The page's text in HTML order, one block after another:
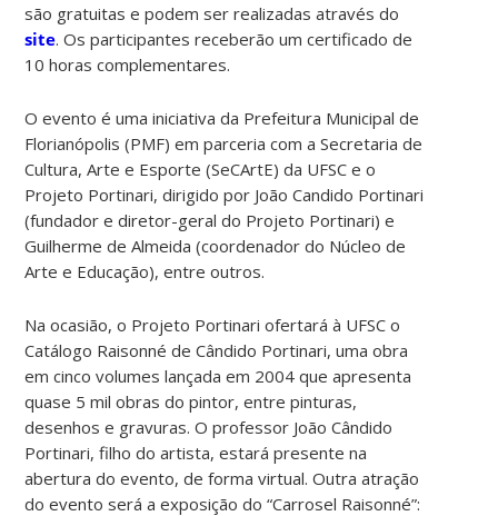
são gratuitas e podem ser realizadas através do
site. Os participantes receberão um certificado de
10 horas complementares.
O evento é uma iniciativa da Prefeitura Municipal de
Florianópolis (PMF) em parceria com a Secretaria de
Cultura, Arte e Esporte (SeCArtE) da UFSC e o
Projeto Portinari, dirigido por João Candido Portinari
(fundador e diretor-geral do Projeto Portinari) e
Guilherme de Almeida (coordenador do Núcleo de
Arte e Educação), entre outros.
Na ocasião, o Projeto Portinari ofertará à UFSC o
Catálogo Raisonné de Cândido Portinari, uma obra
em cinco volumes lançada em 2004 que apresenta
quase 5 mil obras do pintor, entre pinturas,
desenhos e gravuras. O professor João Cândido
Portinari, filho do artista, estará presente na
abertura do evento, de forma virtual. Outra atração
do evento será a exposição do “Carrosel Raisonné”: